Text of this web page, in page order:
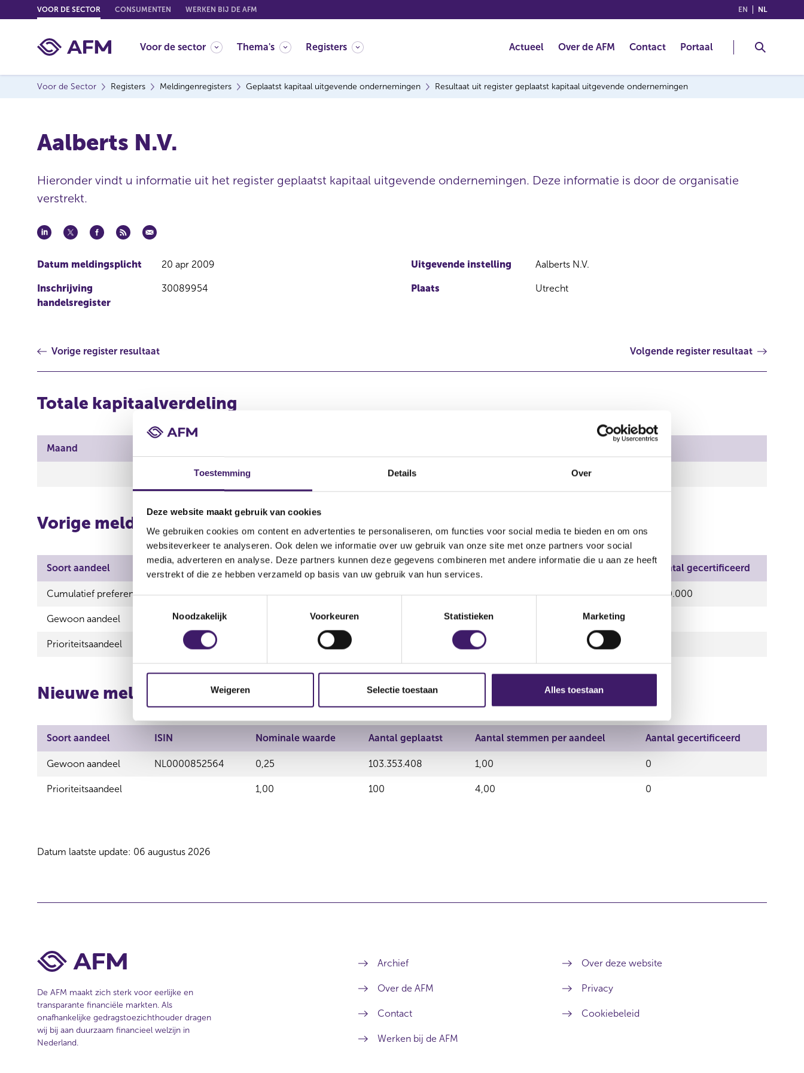
Toestemming Details Over
Deze website maakt gebruik van cookies
We gebruiken cookies om content en advertenties te personaliseren, om functies voor social media te bieden en om ons
websiteverkeer te analyseren. Ook delen we informatie over uw gebruik van onze site met onze partners voor social
media, adverteren en analyse. Deze partners kunnen deze gegevens combineren met andere informatie die u aan ze heeft
verstrekt of die ze hebben verzameld op basis van uw gebruik van hun services.
i
t
Noodzakelijk Voorkeuren Statistieken Marketing
Weigeren Selectie toestaan Alles toestaan
o
o
EN (ENGLISH)
NL
VOOR DE SECTOR CONSUMENTEN WERKEN BIJ DE AFM
Voor de sector Thema's Registers Actueel Over de AFM Contact Portaal
Voor de Sector Registers Meldingenregisters Geplaatst kapitaal uitgevende ondernemingen Resultaat uit register geplaatst kapitaal uitgevende ondernemingen
Aalberts N.V.
Hieronder vindt u informatie uit het register geplaatst kapitaal uitgevende ondernemingen. Deze informatie is door de organisatie
verstrekt.
Datum meldingsplicht 20 apr 2009 Uitgevende instelling Aalberts N.V.
Inschrijving
handelsregister
30089954 Plaats Utrecht
Vorige register resultaat Volgende register resultaat
Totale kapitaalverdeling
Maand
25.838.452,00 EUR
Vorige melding
Soort aandeel ISIN Nominale waarde Aantal geplaatst Aantal gecertificeerd
Cumulatief preferent aandeel 3,00 450.000 12,00 450.000
Gewoon aandeel NL0000852564 0,25 103.353.408
Prioriteitsaandeel
Nieuwe melding
Soort aandeel ISIN Nominale waarde Aantal geplaatst Aantal stemmen per aandeel Aantal gecertificeerd
Gewoon aandeel NL0000852564 0,25 103.353.408 1,00 0
Prioriteitsaandeel 1,00 100 4,00 0
Datum laatste update: 06 augustus 2026
Archief
Over de AFM
Contact
Werken bij de AFM
Over deze website
Privacy
Cookiebeleid
De AFM maakt zich sterk voor eerlijke en
transparante financiële markten. Als
onafhankelijke gedragstoezichthouder dragen
wij bij aan duurzaam financieel welzijn in
Nederland.